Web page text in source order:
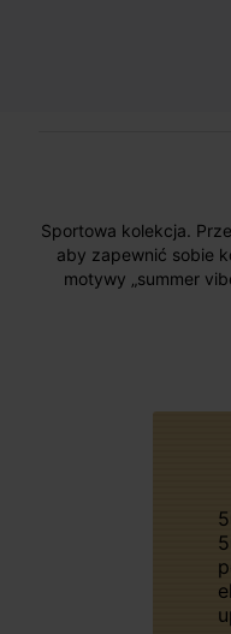
Sportowa kolekcja.
aby zapewnić sobie
motywy „summer
50% bawełna,